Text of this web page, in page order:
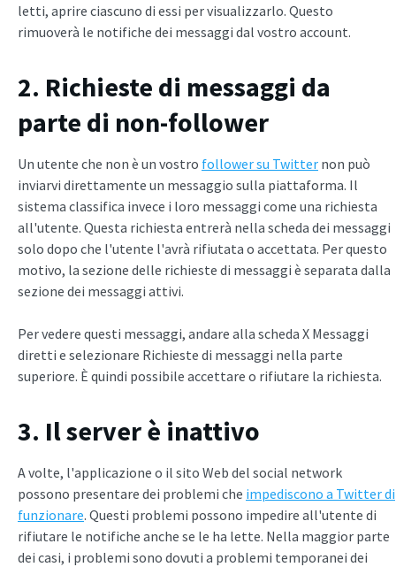
letti, aprire ciascuno di essi per visualizzarlo. Questo
rimuoverà le notifiche dei messaggi dal vostro account.
2. Richieste di messaggi da
parte di non-follower
Un utente che non è un vostro follower su Twitter non può
inviarvi direttamente un messaggio sulla piattaforma. Il
sistema classifica invece i loro messaggi come una richiesta
all'utente. Questa richiesta entrerà nella scheda dei messaggi
solo dopo che l'utente l'avrà rifiutata o accettata. Per questo
motivo, la sezione delle richieste di messaggi è separata dalla
sezione dei messaggi attivi.
Per vedere questi messaggi, andare alla scheda X Messaggi
diretti e selezionare Richieste di messaggi nella parte
superiore. È quindi possibile accettare o rifiutare la richiesta.
3. Il server è inattivo
A volte, l'applicazione o il sito Web del social network
possono presentare dei problemi che impediscono a Twitter di
funzionare. Questi problemi possono impedire all'utente di
rifiutare le notifiche anche se le ha lette. Nella maggior parte
dei casi, i problemi sono dovuti a problemi temporanei dei